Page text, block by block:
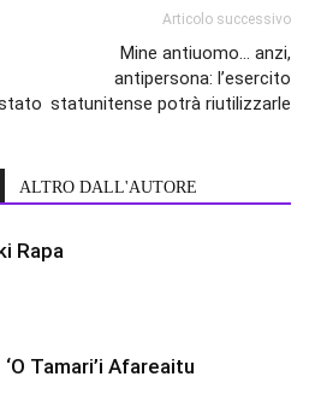
Articolo successivo
Mine antiuomo… anzi,
antipersona: l’esercito
statunitense potrà riutilizzarle
ALTRO DALL'AUTORE
Rapa
Tamari’i Afareaitu